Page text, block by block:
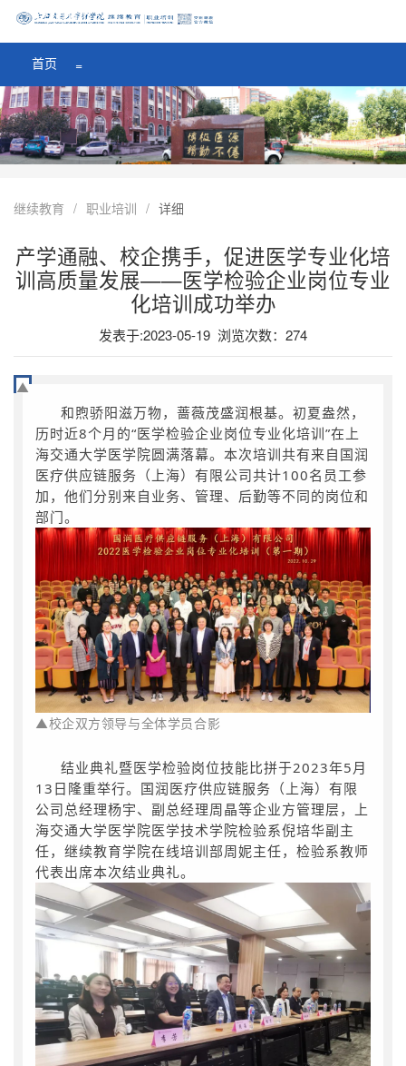
医学院首页
首页 =
继续教育 / 职业培训 / 详细
产学通融、校企携手，促进医学专业化培
训高质量发展——医学检验企业岗位专业
化培训成功举办
发表于:2023-05-19 浏览次数： 274
▲
和煦骄阳滋万物，蔷薇茂盛润根基。初夏盎然，
历时近8个月的“医学检验企业岗位专业化培训”在上
海交通大学医学院圆满落幕。本次培训共有来自国润
医疗供应链服务（上海）有限公司共计100名员工参
加，他们分别来自业务、管理、后勤等不同的岗位和
部门。
▲校企双方领导与全体学员合影
结业典礼暨医学检验岗位技能比拼于2023年5月
13日隆重举行。国润医疗供应链服务（上海）有限
公司总经理杨宇、副总经理周晶等企业方管理层，
上
海交通大学医学院医学技术学院检验系倪培华副主
任，继续教育学院在线培训部周妮主任，检验系教师
代表出席本次结业典礼。